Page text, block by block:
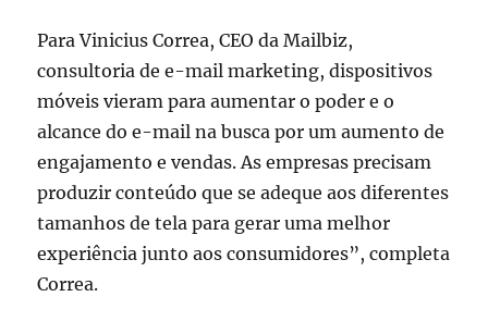
Para Vinicius Correa, CEO da Mailbiz,
consultoria de e-mail marketing, dispositivos
móveis vieram para aumentar o poder e o
alcance do e-mail na busca por um aumento de
engajamento e vendas. As empresas precisam
produzir conteúdo que se adeque aos diferentes
tamanhos de tela para gerar uma melhor
experiência junto aos consumidores”, completa
Correa.